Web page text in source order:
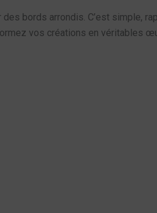
bords arrondis. C’est simple,
vos créations en véritables